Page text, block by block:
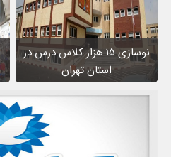
نوسازی ۱۵ هزار کلاس درس در
استان تهران